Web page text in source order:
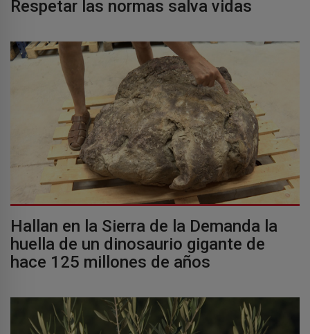
Respetar las normas salva vidas
Hallan en la Sierra de la Demanda la
huella de un dinosaurio gigante de
hace 125 millones de años